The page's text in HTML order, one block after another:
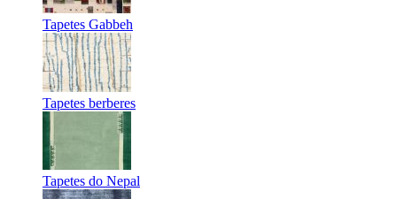
Tapetes Gabbeh
Tapetes berberes
Tapetes do Nepal